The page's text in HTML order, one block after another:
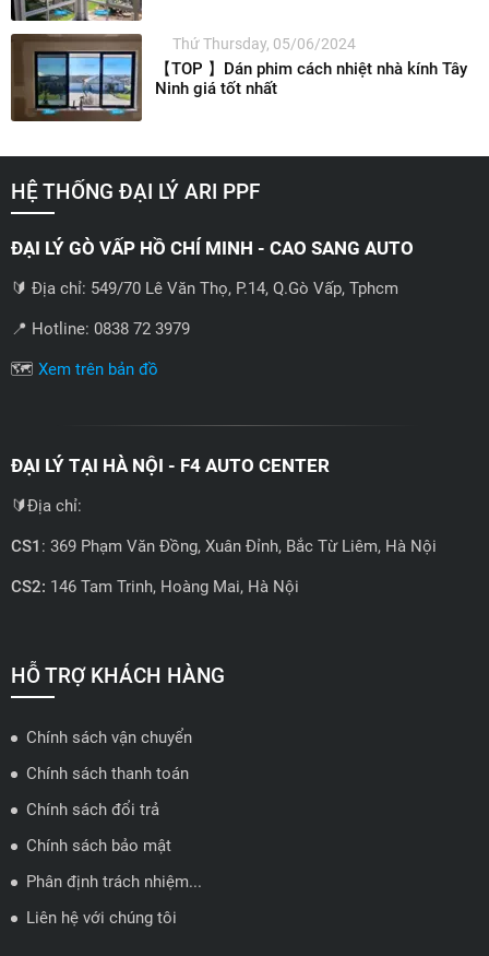
Thứ Thursday, 05/06/2024
【TOP 】Dán phim cách nhiệt nhà kính Tây
Ninh giá tốt nhất
HỆ THỐNG ĐẠI LÝ ARI PPF
ĐẠI LÝ GÒ VẤP HỒ CHÍ MINH - CAO SANG AUTO
🔰 Địa chỉ: 549/70 Lê Văn Thọ, P.14, Q.Gò Vấp, Tphcm
📍 Hotline: 0838 72 3979
🗺️ Xem trên bản đồ
ĐẠI LÝ TẠI HÀ NỘI - F4 AUTO CENTER
🔰Địa chỉ:
CS1 : 369 Phạm Văn Đồng, Xuân Đỉnh, Bắc Từ Liêm, Hà Nội
CS2: 146 Tam Trinh, Hoàng Mai, Hà Nội
🗺️Xem trên bản đồ
ĐẠI LÝ QUẬN 2 HCM - HẢI TRIỀU AUTO
🔰 Địa chỉ: 78-80 Vũ Tông Phan, P.An Phú, TP Thủ Đức, TP HCM
📍 Hotline: 0938584113
🗺️Xem trên bản đồ
HỖ TRỢ KHÁCH HÀNG
Chính sách vận chuyển
Chính sách thanh toán
Chính sách đổi trả
Chính sách bảo mật
Phân định trách nhiệm...
Liên hệ với chúng tôi